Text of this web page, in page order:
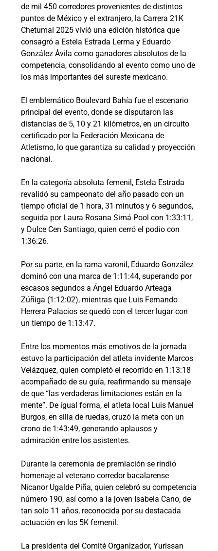
de mil 450 corredores provenientes de distintos
puntos de México y el extranjero, la Carrera 21K
Chetumal 2025 vivió una edición histórica que
consagró a Estela Estrada Lerma y Eduardo
González Ávila como ganadores absolutos de la
competencia, consolidando al evento como uno de
los más importantes del sureste mexicano.
El emblemático Boulevard Bahía fue el escenario
principal del evento, donde se disputaron las
distancias de 5, 10 y 21 kilómetros, en un circuito
certificado por la Federación Mexicana de
Atletismo, lo que garantiza su calidad y proyección
nacional.
En la categoría absoluta femenil, Estela Estrada
revalidó su campeonato del año pasado con un
tiempo oficial de 1 hora, 31 minutos y 6 segundos,
seguida por Laura Rosana Simá Pool con 1:33:11,
y Dulce Cen Santiago, quien cerró el podio con
1:36:26.
Por su parte, en la rama varonil, Eduardo González
dominó con una marca de 1:11:44, superando por
escasos segundos a Ángel Eduardo Arteaga
Zúñiga (1:12:02), mientras que Luis Fernando
Herrera Palacios se quedó con el tercer lugar con
un tiempo de 1:13:47.
Entre los momentos más emotivos de la jornada
estuvo la participación del atleta invidente Marcos
Velázquez, quien completó el recorrido en 1:13:18
acompañado de su guía, reafirmando su mensaje
de que “las verdaderas limitaciones están en la
mente”. De igual forma, el atleta local Luis Manuel
Burgos, en silla de ruedas, cruzó la meta con un
crono de 1:43:49, generando aplausos y
admiración entre los asistentes.
Durante la ceremonia de premiación se rindió
homenaje al veterano corredor bacalarense
Nicanor Ugalde Piña, quien celebró su competencia
número 190, así como a la joven Isabela Cano, de
tan solo 11 años, reconocida por su destacada
actuación en los 5K femenil.
La presidenta del Comité Organizador, Yurissan